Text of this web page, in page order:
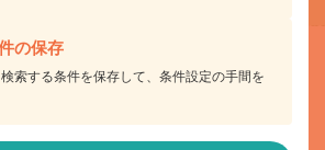
の保存
索する条件を保存して、条件設定の手間を